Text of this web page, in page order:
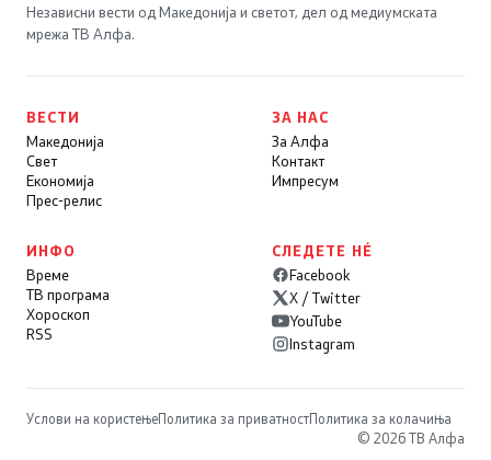
Независни вести од Македонија и светот, дел од медиумската
мрежа ТВ Алфа.
ВЕСТИ
Македонија
Свет
Економија
Прес-релис
ЗА НАС
За Алфа
Контакт
Импресум
ИНФО
Време
ТВ програма
Хороскоп
RSS
СЛЕДЕТЕ НÉ
Facebook
X / Twitter
YouTube
Instagram
Услови на користењеПолитика за приватностПолитика за колачиња
© 2026 ТВ Алфа